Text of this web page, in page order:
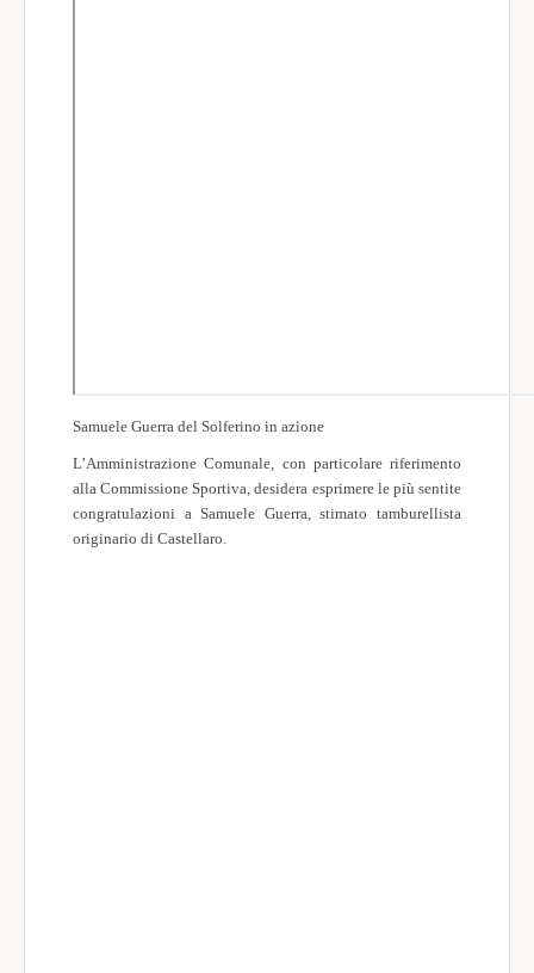
Samuele Guerra del Solferino in azione
L’Amministrazione Comunale, con particolare riferimento
alla Commissione Sportiva, desidera esprimere le più sentite
congratulazioni a Samuele Guerra, stimato tamburellista
originario di Castellaro.